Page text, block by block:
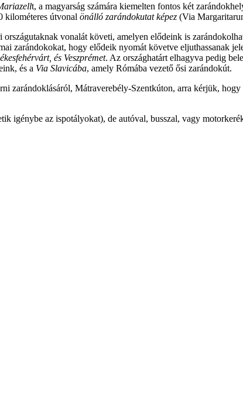
t, a magyarság számára kiemelten fontos két
kilométeres útvonal önálló zarándokutat képez (Via
vonalát követi, amelyen elődeink is
zarándokokat, hogy elődeik nyomát követve eljuthassanak
és Veszprémet. Az országhatárt elhagyva pedig
és a Via Slavicába, amely Rómába vezető ősi zarándokút.
zarándoklásáról, Mátraverebély-Szentkúton, arra kérjük,
igénybe az ispotályokat), de autóval, busszal, vagy